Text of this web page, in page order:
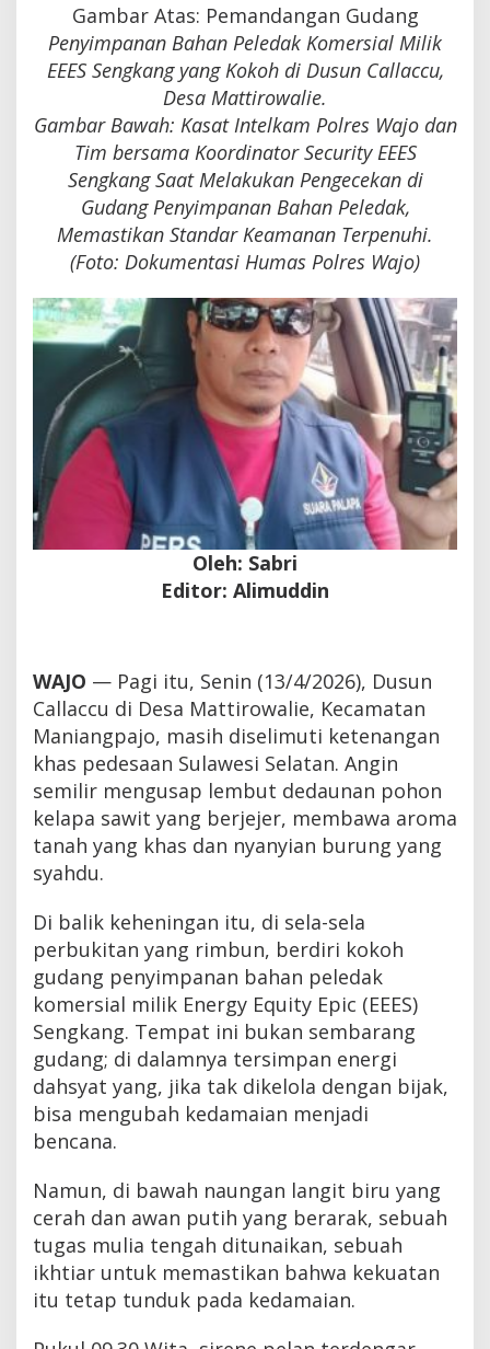
Gambar Atas: Pemandangan Gudang
Penyimpanan Bahan Peledak Komersial Milik
EEES Sengkang yang Kokoh di Dusun Callaccu,
Desa Mattirowalie.
​Gambar Bawah: Kasat Intelkam Polres Wajo dan
Tim bersama Koordinator Security EEES
Sengkang Saat Melakukan Pengecekan di
Gudang Penyimpanan Bahan Peledak,
Memastikan Standar Keamanan Terpenuhi.
(Foto: Dokumentasi Humas Polres Wajo)
​Oleh: Sabri
Editor: Alimuddin
WAJO — Pagi itu, Senin (13/4/2026), Dusun
Callaccu di Desa Mattirowalie, Kecamatan
Maniangpajo, masih diselimuti ketenangan
khas pedesaan Sulawesi Selatan. Angin
semilir mengusap lembut dedaunan pohon
kelapa sawit yang berjejer, membawa aroma
tanah yang khas dan nyanyian burung yang
syahdu.
​Di balik keheningan itu, di sela-sela
perbukitan yang rimbun, berdiri kokoh
gudang penyimpanan bahan peledak
komersial milik Energy Equity Epic (EEES)
Sengkang. Tempat ini bukan sembarang
gudang; di dalamnya tersimpan energi
dahsyat yang, jika tak dikelola dengan bijak,
bisa mengubah kedamaian menjadi
bencana.
Namun, di bawah naungan langit biru yang
cerah dan awan putih yang berarak, sebuah
tugas mulia tengah ditunaikan, sebuah
ikhtiar untuk memastikan bahwa kekuatan
itu tetap tunduk pada kedamaian.